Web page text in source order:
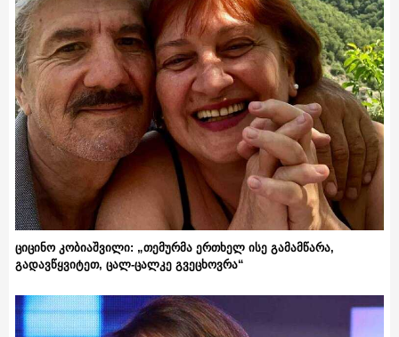
ციცინო კობიაშვილი: „თემურმა ერთხელ ისე გამამწარა,
გადავწყვიტეთ, ცალ-ცალკე გვეცხოვრა“